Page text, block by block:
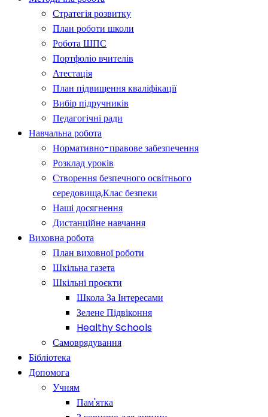
Стратегія розвитку
План роботи школи
Робота ШПС
Портфоліо вчителів
Атестація
План підвищення кваліфікації
Вибір підручників
Педагогічні ради
Навчальна робота
Нормативно-правове забезпечення
Розклад уроків
Створення безпечного освітнього
середовища,Клас безпеки
Наші досягнення
Дистанційне навчання
Виховна робота
План виховної роботи
Шкільна газета
Шкільні проєкти
Школа За Інтересами
Зелене Підвіконня
Healthy Schools
Самоврядування
Бібліотека
Допомога
Учням
Пам'ятка